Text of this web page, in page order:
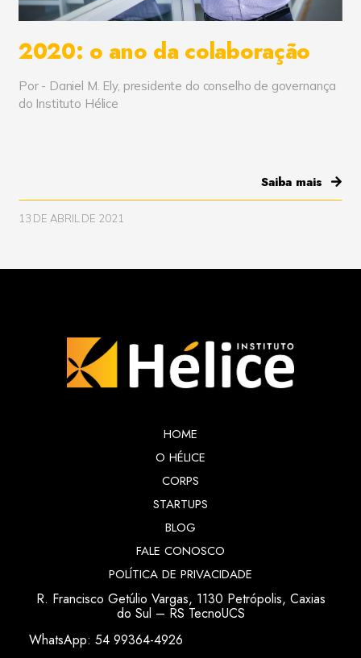
2020: o ano da colaboração
Por - Daniel M. Ely, presidente do conselho de governança
do Instituto Hélice
Saiba mais
13 DE ABRIL DE 2021
HOME
O HÉLICE
CORPS
STARTUPS
BLOG
FALE CONOSCO
POLÍTICA DE PRIVACIDADE
R. Francisco Getúlio Vargas, 1130 Petrópolis, Caxias
do Sul – RS TecnoUCS
WhatsApp: 54 99364-4926